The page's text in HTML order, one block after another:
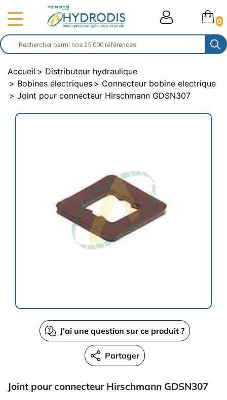
0
Accueil
Distributeur hydraulique
Bobines électriques
Connecteur bobine electrique
Joint pour connecteur Hirschmann GDSN307
J'ai une question sur ce produit ?
Partager
Joint pour connecteur Hirschmann GDSN307